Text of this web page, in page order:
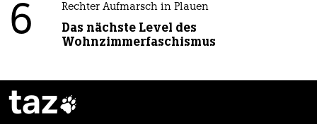
6 Rechter Aufmarsch in Plauen
Das nächste Level des
Wohnzimmerfaschismus
taz